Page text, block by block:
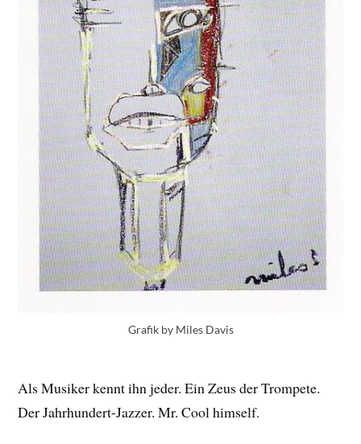
Grafik by Miles Davis
Als Musiker kennt ihn jeder. Ein Zeus der Trompete.
Der Jahrhundert-Jazzer. Mr. Cool himself.